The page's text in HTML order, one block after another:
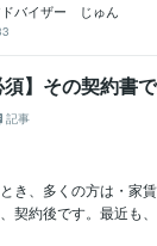
ドバイザー じゅん
須】その契約書
記事
き、多くの方は・家
契約後です。最近も